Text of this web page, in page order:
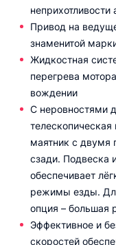
неприхотливости
Привод на
знаменитой
Жидкостная
перегрева
вождении
С неровностями
маятник с двумя
сзади. Подвеска
обеспечивает
режимы езды.
опция – большая
Эффективное и
скоростей